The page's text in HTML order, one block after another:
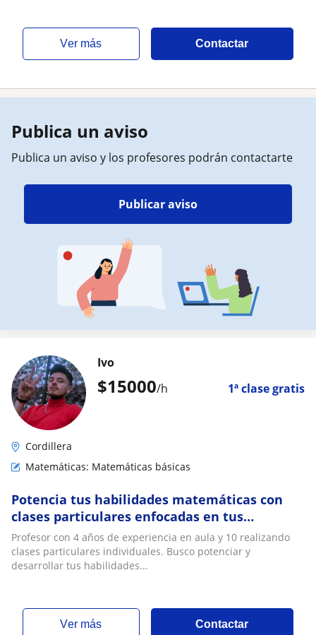
ver más Contactar
Publica un aviso
Publica un aviso y los profesores podrán contactarte
Publicar aviso
$15000/h 1ª clase gratis
Ivo
Cordillera
Matemáticas: Matemáticas básicas
Potencia tus habilidades matemáticas con
clases particulares enfocadas en tus
necesidades
Profesor con 4 años de experiencia en aula y 10 realizando
clases particulares individuales. Busco potenciar y
desarrollar tus habilidades...
ver más Contactar